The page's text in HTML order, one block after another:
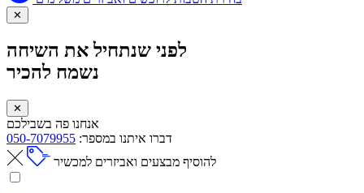
✕
לפני שנתחיל את השיחה
נשמח להכיר
✕
אנחנו פה בשבילכם
דברו איתנו במספר: 050-7079955
להוסיף מבצעים ואביזרים למכשיר